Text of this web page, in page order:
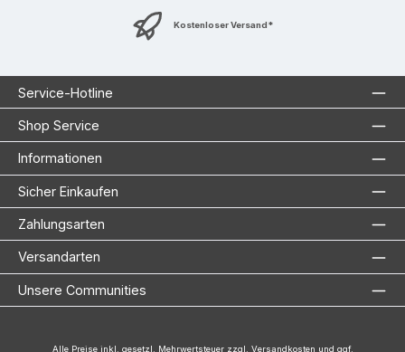
Kostenloser Versand*
Service-Hotline
Shop Service
Informationen
Sicher Einkaufen
Zahlungsarten
Versandarten
Unsere Communities
Alle Preise inkl. gesetzl. Mehrwertsteuer zzgl. Versandkosten und ggf.